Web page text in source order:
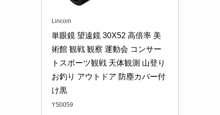
Lincom
単眼鏡 望遠鏡 30X52 高倍率 美
術館 観戦 観察 運動会 コンサー
トスポーツ観戦 天体観測 山登り
お釣り アウトドア 防塵カバー付
け黒
YS0059